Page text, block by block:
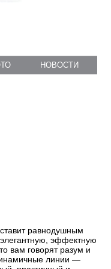
НОВОСТИ
равнодушным
элегантную, эффектную
вам говорят разум и
линии —